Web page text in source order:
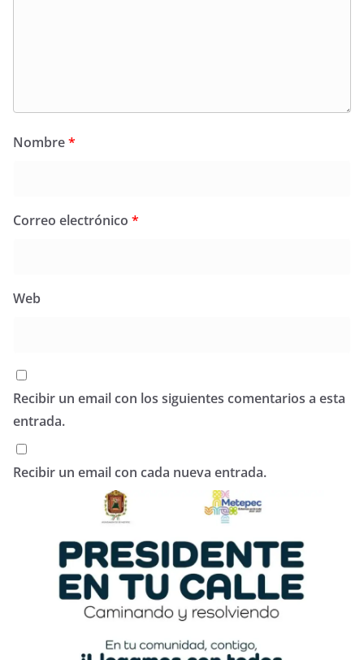
Nombre*
Correo electrónico *
Web
Recibir un email con los siguientes comentarios a esta
entrada.
Recibir un email con cada nueva entrada.